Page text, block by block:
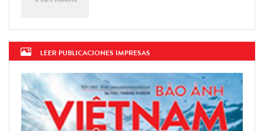
LEER PUBLICACIONES IMPRESAS